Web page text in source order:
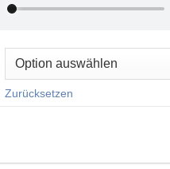
Zurücksetzen